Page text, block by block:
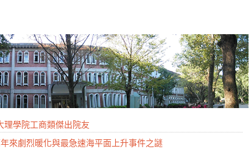
理學院工商類傑出院友
來劇烈暖化與最急速海平面上升事件之謎